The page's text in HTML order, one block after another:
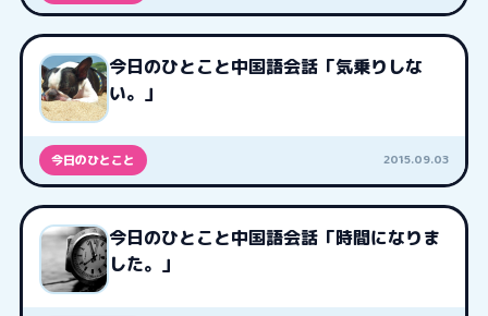
今日のひとこと中国語会話「気乗りしな
い。」
今日のひとこと 2015.09.03
今日のひとこと中国語会話「時間になりま
した。」